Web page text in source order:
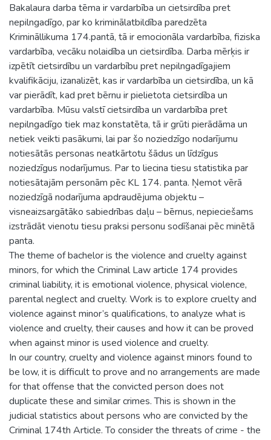
Bakalaura darba tēma ir vardarbība un cietsirdība pret
nepilngadīgo, par ko kriminālatbildība paredzēta
Krimināllikuma 174.pantā, tā ir emocionāla vardarbība, fiziska
vardarbība, vecāku nolaidība un cietsirdība. Darba mērķis ir
izpētīt cietsirdību un vardarbību pret nepilngadīgajiem
kvalifikāciju, izanalizēt, kas ir vardarbība un cietsirdība, un kā
var pierādīt, kad pret bērnu ir pielietota cietsirdība un
vardarbība. Mūsu valstī cietsirdība un vardarbība pret
nepilngadīgo tiek maz konstatēta, tā ir grūti pierādāma un
netiek veikti pasākumi, lai par šo noziedzīgo nodarījumu
notiesātās personas neatkārtotu šādus un līdzīgus
noziedzīgus nodarījumus. Par to liecina tiesu statistika par
notiesātajām personām pēc KL 174. panta. Ņemot vērā
noziedzīgā nodarījuma apdraudējuma objektu –
visneaizsargātāko sabiedrības daļu – bērnus, nepieciešams
izstrādāt vienotu tiesu praksi personu sodīšanai pēc minētā
panta.
The theme of bachelor is the violence and cruelty against
minors, for which the Criminal Law article 174 provides
criminal liability, it is emotional violence, physical violence,
parental neglect and cruelty. Work is to explore cruelty and
violence against minor’s qualifications, to analyze what is
violence and cruelty, their causes and how it can be proved
when against minor is used violence and cruelty.
In our country, cruelty and violence against minors found to
be low, it is difficult to prove and no arrangements are made
for that offense that the convicted person does not
duplicate these and similar crimes. This is shown in the
judicial statistics about persons who are convicted by the
Criminal 174th Article. To consider the threats of crime - the